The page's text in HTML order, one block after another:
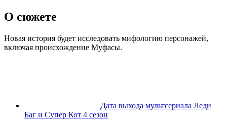
О сюжете
Новая история будет исследовать мифологию персонажей,
включая происхождение Муфасы.
Дата выхода мультсериала Леди
Баг и Супер Кот 4 сезон